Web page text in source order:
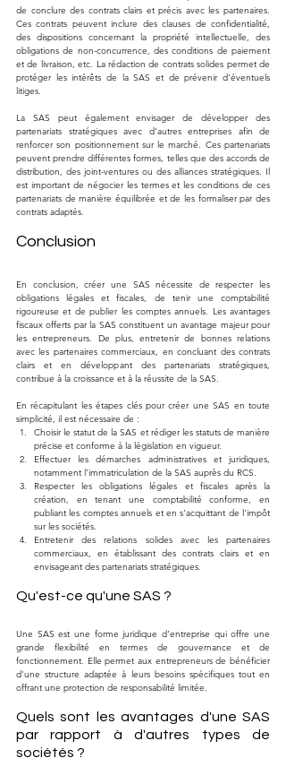
de conclure des contrats clairs et précis avec les partenaires.
Ces contrats peuvent inclure des clauses de confidentialité,
des dispositions concernant la propriété intellectuelle, des
obligations de non-concurrence, des conditions de paiement
et de livraison, etc. La rédaction de contrats solides permet de
protéger les intérêts de la SAS et de prévenir d'éventuels
litiges.
La SAS peut également envisager de développer des
partenariats stratégiques avec d'autres entreprises afin de
renforcer son positionnement sur le marché. Ces partenariats
peuvent prendre différentes formes, telles que des accords de
distribution, des joint-ventures ou des alliances stratégiques. Il
est important de négocier les termes et les conditions de ces
partenariats de manière équilibrée et de les formaliser par des
contrats adaptés.
Conclusion
En conclusion, créer une SAS nécessite de respecter les
obligations légales et fiscales, de tenir une comptabilité
rigoureuse et de publier les comptes annuels. Les avantages
fiscaux offerts par la SAS constituent un avantage majeur pour
les entrepreneurs. De plus, entretenir de bonnes relations
avec les partenaires commerciaux, en concluant des contrats
clairs et en développant des partenariats stratégiques,
contribue à la croissance et à la réussite de la SAS.
En récapitulant les étapes clés pour créer une SAS en toute
simplicité, il est nécessaire de :
Choisir le statut de la SAS et rédiger les statuts de manière
précise et conforme à la législation en vigueur.
Effectuer les démarches administratives et juridiques,
notamment l'immatriculation de la SAS auprès du RCS.
Respecter les obligations légales et fiscales après la
création, en tenant une comptabilité conforme, en
publiant les comptes annuels et en s'acquittant de l'impôt
sur les sociétés.
Entretenir des relations solides avec les partenaires
commerciaux, en établissant des contrats clairs et en
envisageant des partenariats stratégiques.
Qu'est-ce qu'une SAS ?
Une SAS est une forme juridique d'entreprise qui offre une
grande flexibilité en termes de gouvernance et de
fonctionnement. Elle permet aux entrepreneurs de bénéficier
d'une structure adaptée à leurs besoins spécifiques tout en
offrant une protection de responsabilité limitée.
Quels sont les avantages d'une SAS
par rapport à d'autres types de
sociétés ?